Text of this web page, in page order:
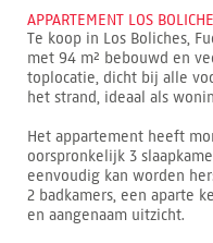
APPARTEMENT LOS
Te koop in Los Boliches,
met 94 m² bebouwd en
toplocatie, dicht bij alle
het strand, ideaal als
Het appartement heeft
oorspronkelijk 3
eenvoudig kan worden
2 badkamers, een aparte
en aangenaam uitzicht.